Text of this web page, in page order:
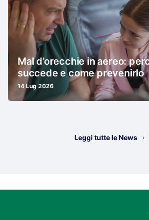
Mal d’orecchie in aereo:
succede e come prevenirlo
14 Lug 2026
Leggi tutte le News